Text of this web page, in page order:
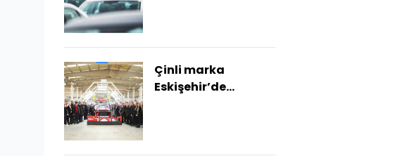
Çinli marka
Eskişehir’de